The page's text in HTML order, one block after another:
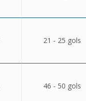
21 - 25 gols
46 - 50 gols